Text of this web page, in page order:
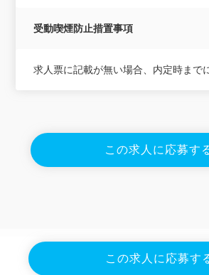
受動喫煙防止措置事項
求人票に記載が無い場合、内定時まで
この求人に応募す
この求人に応募す
Powered By JOBOLE.